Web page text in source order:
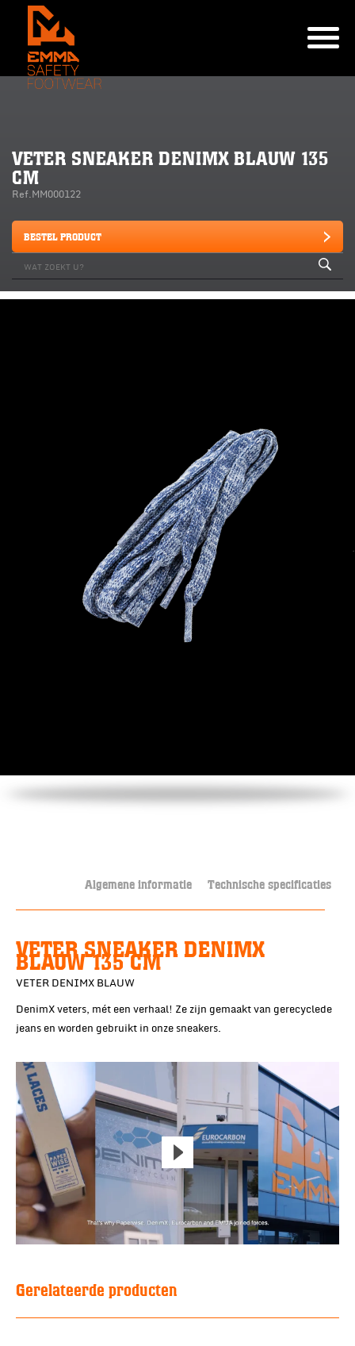
VETER SNEAKER DENIMX BLAUW 135
CM
Ref.MM000122
BESTEL PRODUCT
Algemene informatie Technische specificaties
VETER SNEAKER DENIMX
BLAUW 135 CM
VETER DENIMX BLAUW
DenimX veters, mét een verhaal! Ze zijn gemaakt van gerecyclede
jeans en worden gebruikt in onze sneakers.
Gerelateerde producten